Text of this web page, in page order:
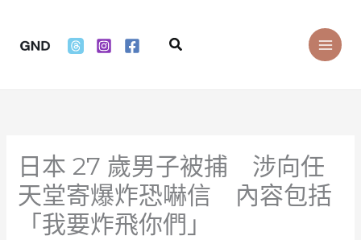
content
Search
日本 27 歲男子被捕 涉向任
天堂寄爆炸恐嚇信 內容包括
「我要炸飛你們」